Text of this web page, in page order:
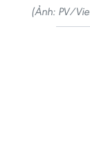
(Ảnh: PV/